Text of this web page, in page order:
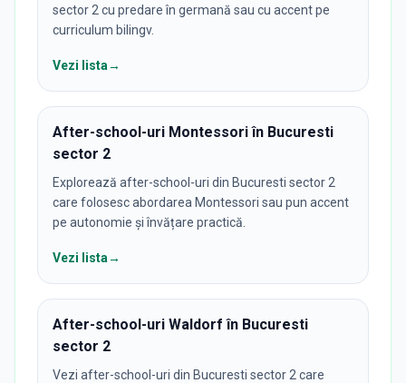
sector 2 cu predare în germană sau cu accent pe
curriculum bilingv.
Vezi lista→
After-school-uri Montessori în Bucuresti
sector 2
Explorează after-school-uri din Bucuresti sector 2
care folosesc abordarea Montessori sau pun accent
pe autonomie și învățare practică.
Vezi lista→
After-school-uri Waldorf în Bucuresti
sector 2
Vezi after-school-uri din Bucuresti sector 2 care